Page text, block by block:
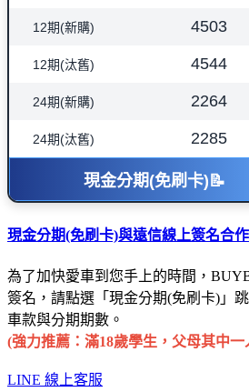
12期(新購) 4503
12期(汰舊) 4544
24期(新購) 2264
24期(汰舊) 2285
現金分期(免刷卡)📝
現金分期(免刷卡)與遠信線上簽名合作
為了加快愛車到您手上的時間，
簽名，請點選「現金分期(免刷卡)」
車款與分期期數。
(強力推薦：滿18歲學生，父母其中
LINE 線上客服